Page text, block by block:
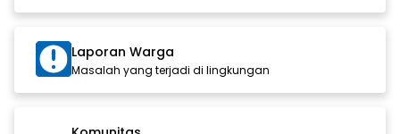
Laporan Warga
Masalah yang terjadi di lingkungan